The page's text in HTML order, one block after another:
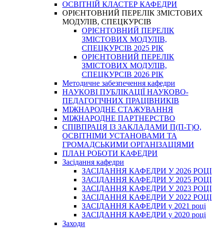
ОСВІТНІЙ КЛАСТЕР КАФЕДРИ
ОРІЄНТОВНИЙ ПЕРЕЛІК ЗМІСТОВИХ
МОДУЛІВ, СПЕЦКУРСІВ
ОРІЄНТОВНИЙ ПЕРЕЛІК
ЗМІСТОВИХ МОДУЛІВ,
СПЕЦКУРСІВ 2025 РІК
ОРІЄНТОВНИЙ ПЕРЕЛІК
ЗМІСТОВИХ МОДУЛІВ,
СПЕЦКУРСІВ 2026 РІК
Методичне забезпечення кафедри
НАУКОВІ ПУБЛІКАЦІЇ НАУКОВО-
ПЕДАГОГІЧНИХ ПРАЦІВНИКІВ
МІЖНАРОДНЕ СТАЖУВАННЯ
МІЖНАРОДНЕ ПАРТНЕРСТВО
СПІВПРАЦЯ ІЗ ЗАКЛАДАМИ П(П-Т)О,
ОСВІТНІМИ УСТАНОВАМИ ТА
ГРОМАДСЬКИМИ ОРГАНІЗАЦІЯМИ
ПЛАН РОБОТИ КАФЕДРИ
Засідання кафедри
ЗАСІДАННЯ КАФЕДРИ У 2026 РОЦІ
ЗАСІДАННЯ КАФЕДРИ У 2025 РОЦІ
ЗАСІДАННЯ КАФЕДРИ У 2023 РОЦІ
ЗАСІДАННЯ КАФЕДРИ У 2022 РОЦІ
ЗАСІДАННЯ КАФЕДРИ у 2021 році
ЗАСІДАННЯ КАФЕДРИ у 2020 році
Заходи